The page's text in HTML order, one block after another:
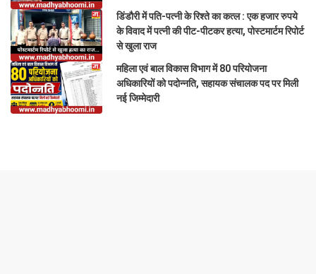
डिंडौरी में पति-पत्नी के रिश्ते का कत्ल : एक हजार रुपये
के विवाद में पत्नी की पीट-पीटकर हत्या, पोस्टमार्टम रिपोर्ट
से खुला राज
महिला एवं बाल विकास विभाग में 80 परियोजना
अधिकारियों को पदोन्नति, सहायक संचालक पद पर मिली
नई जिम्मेदारी